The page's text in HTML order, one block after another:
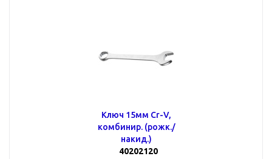
Ключ 15мм Cr-V,
комбинир. (рожк./
накид.)
40202120